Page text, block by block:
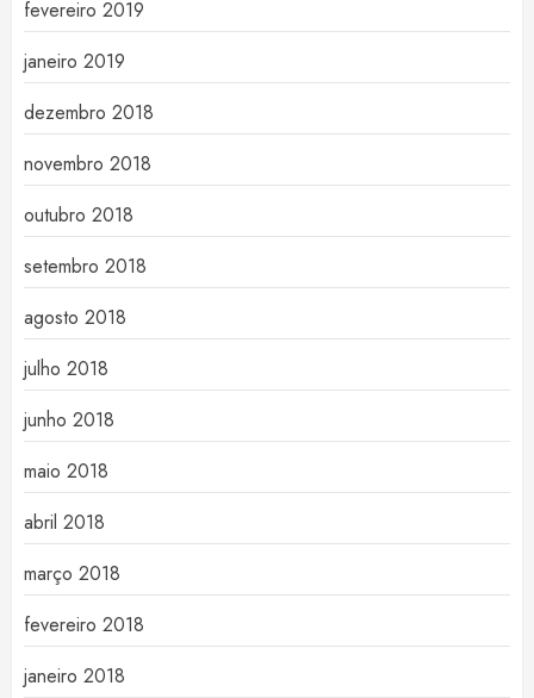
fevereiro 2019
janeiro 2019
dezembro 2018
novembro 2018
outubro 2018
setembro 2018
agosto 2018
julho 2018
junho 2018
maio 2018
abril 2018
março 2018
fevereiro 2018
janeiro 2018